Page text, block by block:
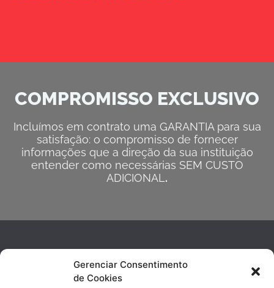
Gerenciar Consentimento
de Cookies
COMPROMISSO EXCLUSIVO
Incluímos em contrato uma GARANTIA para sua
satisfação: o compromisso de fornecer
informações que a direção da sua instituição
entender como necessárias SEM CUSTO
ADICIONAL .